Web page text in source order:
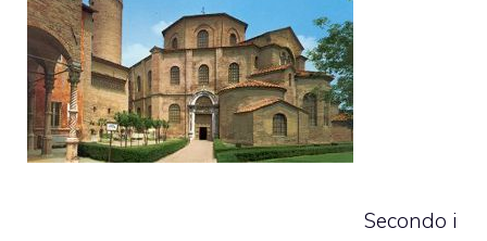
Secondo i